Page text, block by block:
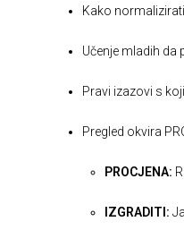
Kako
Učenje mladih
Pravi izazovi s
Pregled okvira
PROCJENA:
IZGRADITI: